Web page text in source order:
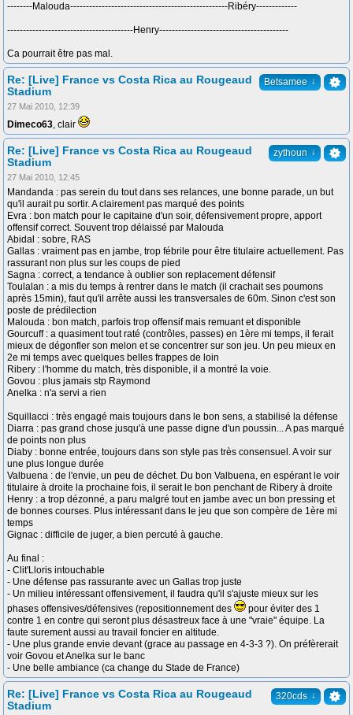
--------Malouda--------------------------------------------------Ribéry-------------
----------------------------------------Henry-----------------------------------------
Ca pourrait être pas mal.
Betsamee ↓
Re: [Live] France vs Costa Rica au Rougeaud
Stadium
27 Mai 2010, 12:39
Dimeco63, clair
zythoun ↓
Re: [Live] France vs Costa Rica au Rougeaud
Stadium
27 Mai 2010, 12:45
Mandanda : pas serein du tout dans ses relances, une bonne parade, un but
qu'il aurait pu sortir. A clairement pas marqué des points
Evra : bon match pour le capitaine d'un soir, défensivement propre, apport
offensif correct. Souvent trop délaissé par Malouda
Abidal : sobre, RAS
Gallas : vraiment pas en jambe, trop fébrile pour être titulaire actuellement. Pas
rassurant non plus sur les coups de pied
Sagna : correct, a tendance à oublier son replacement défensif
Toulalan : a mis du temps à rentrer dans le match (il crachait ses poumons
après 15min), faut qu'il arrête aussi les transversales de 60m. Sinon c'est son
poste de prédilection
Malouda : bon match, parfois trop offensif mais remuant et disponible
Gourcuff : a quasiment tout raté (contrôles, passes) en 1ère mi temps, il ferait
mieux de dégonfler son melon et se concentrer sur son jeu. Un peu mieux en
2e mi temps avec quelques belles frappes de loin
Ribery : l'homme du match, très disponible, il a montré la voie.
Govou : plus jamais stp Raymond
Anelka : n'a servi a rien
Squillacci : très engagé mais toujours dans le bon sens, a stabilisé la défense
Diarra : pas grand chose jusqu'à une passe digne d'un poussin... A pas marqué
de points non plus
Diaby : bonne entrée, toujours dans son style pas très consensuel. A voir sur
une plus longue durée
Valbuena : de l'envie, un peu de déchet. Du bon Valbuena, en espérant le voir
titulaire à droite la prochaine fois, il serait le bon penchant de Ribery à droite
Henry : a trop dézonné, a paru malgré tout en jambe avec un bon pressing et
de bonnes courses. Plus intéressant dans le jeu que son compère de 1ère mi
temps
Gignac : difficile de juger, a bien percuté à gauche.
Au final :
- Clit'Lloris intouchable
- Une défense pas rassurante avec un Gallas trop juste
- Un milieu intéressant offensivement, il faudra qu'il s'ajuste mieux sur les
phases offensives/défensives (repositionnement des
pour éviter des 1
contre 1 en contre qui seront plus désastreux face à une "vraie" équipe. La
faute surement aussi au travail foncier en altitude.
- Une plus grande envie devant (grace au passage en 4-3-3 ?). On préfèrerait
voir Govou et Anelka sur le banc
- Une belle ambiance (ca change du Stade de France)
320cds ↓
Re: [Live] France vs Costa Rica au Rougeaud
Stadium